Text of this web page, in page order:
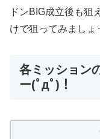
ドンBIG成立後も狙
けで狙ってみましょ
各ミッション
ー(ﾟдﾟ)！